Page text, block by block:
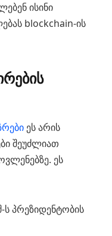
ისინი
blockchain-ის
ეს არის
შეუძლიათ
ეს
ს პრეზიდენტობის